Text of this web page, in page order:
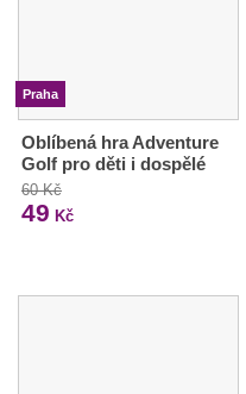
Praha
Oblíbená hra Adventure
Golf pro děti i dospělé
60 Kč
49 Kč